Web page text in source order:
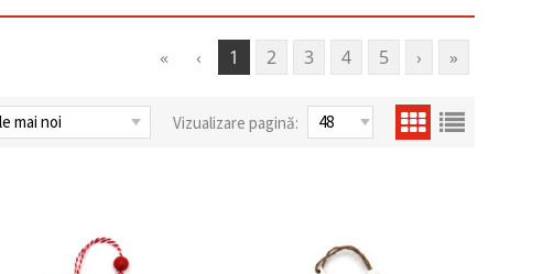
« ‹ 1 2 3 4 5 › »
Vizualizare pagină: